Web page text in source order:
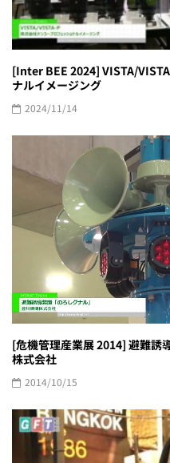
[Inter BEE 2024] VISTA/
ナルイメージング
2024/11/14
[危機管理産業展 2014] 避難誘
株式会社
2014/10/15